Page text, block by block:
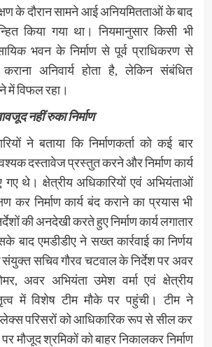
के दौरान सामने आई अनियमितताओं के बाद
किया गया था। नियमानुसार किसी भी
भवन के निर्माण से पूर्व प्राधिकरण से
अनिवार्य होता है, लेकिन संबंधित
में विफल रहा।
नहीं रुका निर्माण
ने बताया कि निर्माणकर्ता को कई बार
दस्तावेज प्रस्तुत करने और निर्माण कार्य
गए थे। क्षेत्रीय अधिकारियों एवं अभियंताओं
कर निर्माण कार्य बंद कराने का प्रयास भी
की अनदेखी करते हुए निर्माण कार्य लगातार
बाद एमडीडीए ने सख्त कार्रवाई का निर्णय
सचिव गौरव चटवाल के निर्देश पर अवर
अवर अभियंता उमेश वर्मा एवं क्षेत्रीय
में विशेष टीम मौके पर पहुंची। टीम ने
परिसरों को आधिकारिक रूप से सील कर
मौजूद श्रमिकों को बाहर निकालकर निर्माण